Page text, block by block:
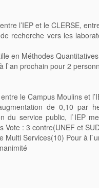
l’IEP et le CLERSE,
recherche vers les
en Méthodes
l`an prochain pour 2
le Campus Moulins et
de 0,10 par
du service public, l`IEP
Vote : 3 contre(UNEF et
Multi Services(10) Pour à